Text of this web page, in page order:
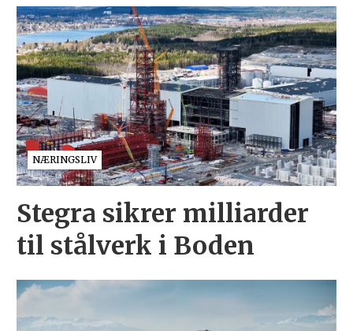
NÆRINGSLIV
Stegra sikrer milliarder
til stålverk i Boden